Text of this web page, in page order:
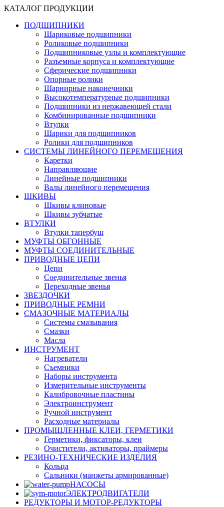
КАТАЛОГ ПРОДУКЦИИ
ПОДШИПНИКИ
Шариковые подшипники
Роликовые подшипники
Подшипниковые узлы и комплектующие
Разъемные корпуса и комплектующие
Сферические подшипники
Опорные ролики
Шарнирные наконечники
Высокотемпературные подшипники
Подшипники из нержавеющей стали
Комбинированные подшипники
Втулки
Шарики для подшипников
Ролики для подшипников
СИСТЕМЫ ЛИНЕЙНОГО ПЕРЕМЕЩЕНИЯ
Каретки
Направляющие
Линейные подшипники
Валы линейного перемещения
ШКИВЫ
Шкивы клиновые
Шкивы зубчатые
ВТУЛКИ
Втулки тапербуш
МУФТЫ ОБГОННЫЕ
МУФТЫ СОЕДИНИТЕЛЬНЫЕ
ПРИВОДНЫЕ ЦЕПИ
Цепи
Соединительные звенья
Переходные звенья
ЗВЕЗДОЧКИ
ПРИВОДНЫЕ РЕМНИ
СМАЗОЧНЫЕ МАТЕРИАЛЫ
Системы смазывания
Смазки
Масла
ИНСТРУМЕНТ
Нагреватели
Съемники
Наборы инструмента
Измерительные инструменты
Калибровочные пластины
Электроинструмент
Ручной инструмент
Расходные материалы
ПРОМЫШЛЕННЫЕ КЛЕИ, ГЕРМЕТИКИ
Герметики, фиксаторы, клеи
Очистители, активаторы, праймеры
РЕЗИНО-ТЕХНИЧЕСКИЕ ИЗДЕЛИЯ
Кольца
Сальники (манжеты армированные)
НАСОСЫ
ЭЛЕКТРОДВИГАТЕЛИ
РЕДУКТОРЫ И МОТОР-РЕДУКТОРЫ